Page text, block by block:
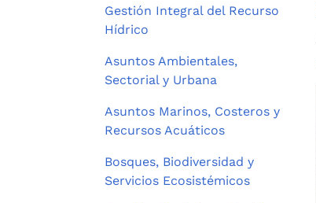
Gestión Integral del Recurso
Hídrico
Asuntos Ambientales,
Sectorial y Urbana
Asuntos Marinos, Costeros y
Recursos Acuáticos
Bosques, Biodiversidad y
Servicios Ecosistémicos